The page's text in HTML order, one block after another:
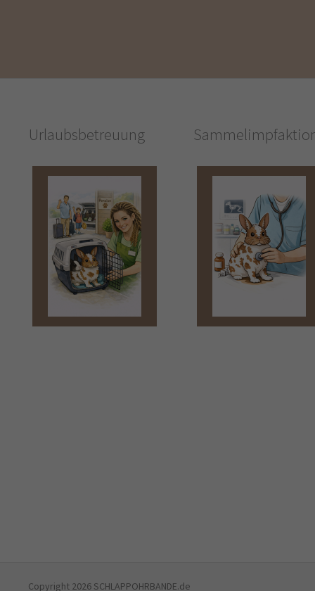
Urlaubsbetreuung
Copyright 2026 SCHLAPPOHRBANDE.de